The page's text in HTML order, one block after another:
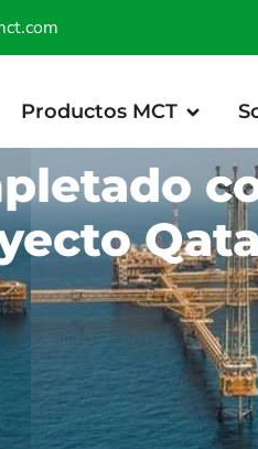
Productos MCT